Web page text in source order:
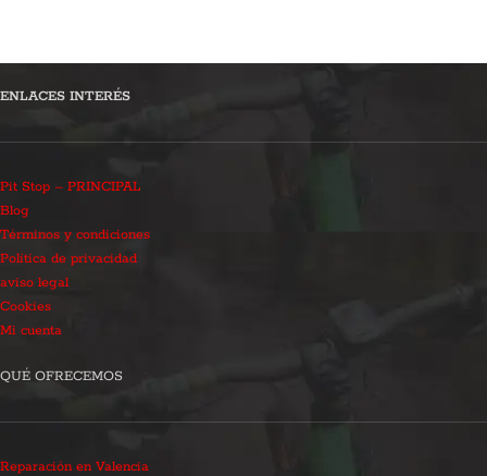
ENLACES INTERÉS
Pit Stop – PRINCIPAL
Blog
Términos y condiciones
Política de privacidad
aviso legal
Cookies
Mi cuenta
QUÉ OFRECEMOS
Reparación en Valencia